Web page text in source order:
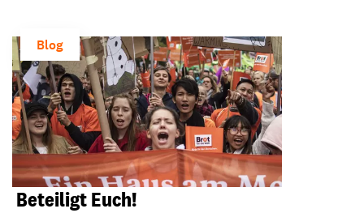
Blog
Beteiligt Euch!